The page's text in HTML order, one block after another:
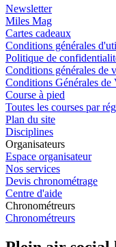
Newsletter
Miles Mag
Cartes cadeaux
Conditions générales
Politique de
Conditions générales de
Conditions Générales de
Course à pied
Toutes les courses par
Plan du site
Disciplines
Organisateurs
Espace organisateur
Nos services
Devis chronométrage
Centre d'aide
Chronométreurs
Chronométreurs